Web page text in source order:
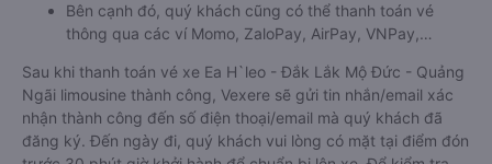
Bên cạnh đó, quý khách cũng có thể thanh toán vé
thông qua các ví Momo, ZaloPay, AirPay, VNPay,…
Sau khi thanh toán vé xe Ea H`leo - Đắk Lắk Mộ Đức - Quảng
Ngãi limousine thành công, Vexere sẽ gửi tin nhắn/email xác
nhận thành công đến số điện thoại/email mà quý khách đã
đăng ký. Đến ngày đi, quý khách vui lòng có mặt tại điểm đón